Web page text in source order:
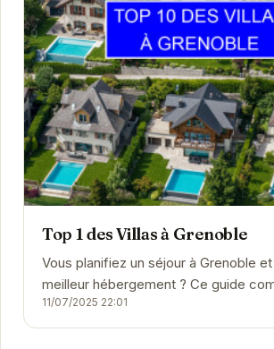
Top 1 des Villas à Grenoble
Vous planifiez un séjour à Grenoble
meilleur hébergement ? Ce guide complet explore
une large sélection d'hôtels, de
d'hôtes,...
11/07/2025 22:01